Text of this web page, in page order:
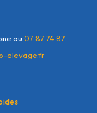
au 07 87 74 87
elevage.fr